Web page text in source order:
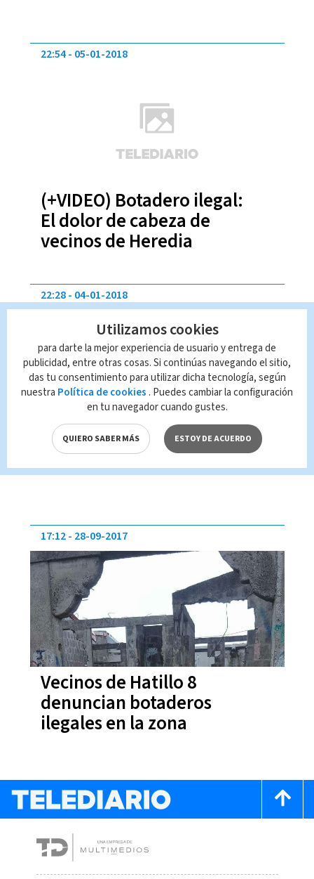
(+VIDEO) Botadero ilegal:
El dolor de cabeza de
vecinos de Heredia
22:54 05-01-2018
Botadero ilegal pone en
peligro varias viviendas
22:28 04-01-2018
Vecinos de Hatillo 8
denuncian botaderos
ilegales en la zona
17:12 28-09-2017
Utilizamos cookies
para darte la mejor experiencia de usuario y entrega de
publicidad, entre otras cosas. Si continúas navegando el sitio,
das tu consentimiento para utilizar dicha tecnología, según
nuestra Política de cookies . Puedes cambiar la configuración
en tu navegador cuando gustes.
QUIERO SABER MÁS ESTOY DE ACUERDO